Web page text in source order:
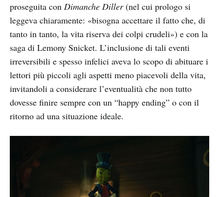
proseguita con Dimanche Diller(nel cui prologo si
leggeva chiaramente: «bisogna accettare il fatto che, di
tanto in tanto, la vita riserva dei colpi crudeli») e con la
saga di Lemony Snicket. L’inclusione di tali eventi
irreversibili e spesso infelici aveva lo scopo di abituare i
lettori più piccoli agli aspetti meno piacevoli della vita,
invitandoli a considerare l’eventualità che non tutto
dovesse finire sempre con un “happy ending” o con il
ritorno ad una situazione ideale.